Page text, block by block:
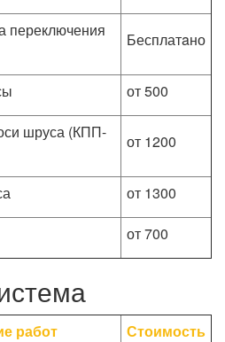
переключения
Бесплатaно
от 500
шруса (КПП-
от 1200
от 1300
от 700
работ
Стоимость